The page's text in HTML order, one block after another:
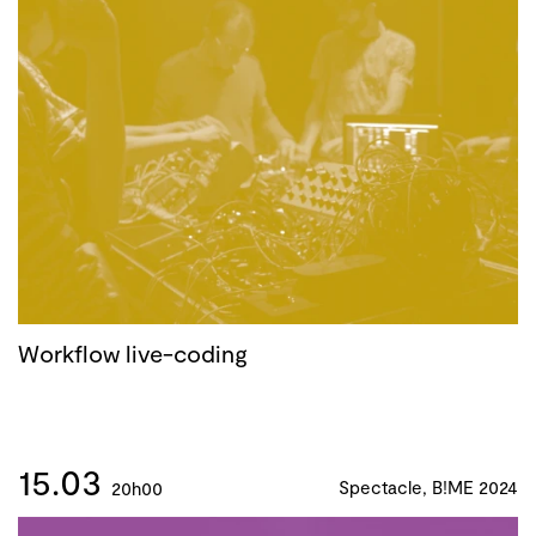
Workflow live-coding
15.03 20h00 Spectacle, B!ME 2024